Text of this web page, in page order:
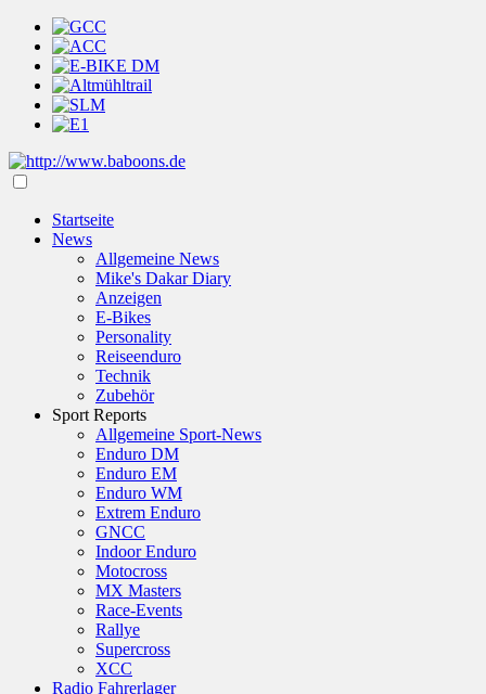
Startseite
News
Allgemeine News
Mike's Dakar Diary
Anzeigen
E-Bikes
Personality
Reiseenduro
Technik
Zubehör
Sport Reports
Allgemeine Sport-News
Enduro DM
Enduro EM
Enduro WM
Extrem Enduro
GNCC
Indoor Enduro
Motocross
MX Masters
Race-Events
Rallye
Supercross
XCC
Radio Fahrerlager